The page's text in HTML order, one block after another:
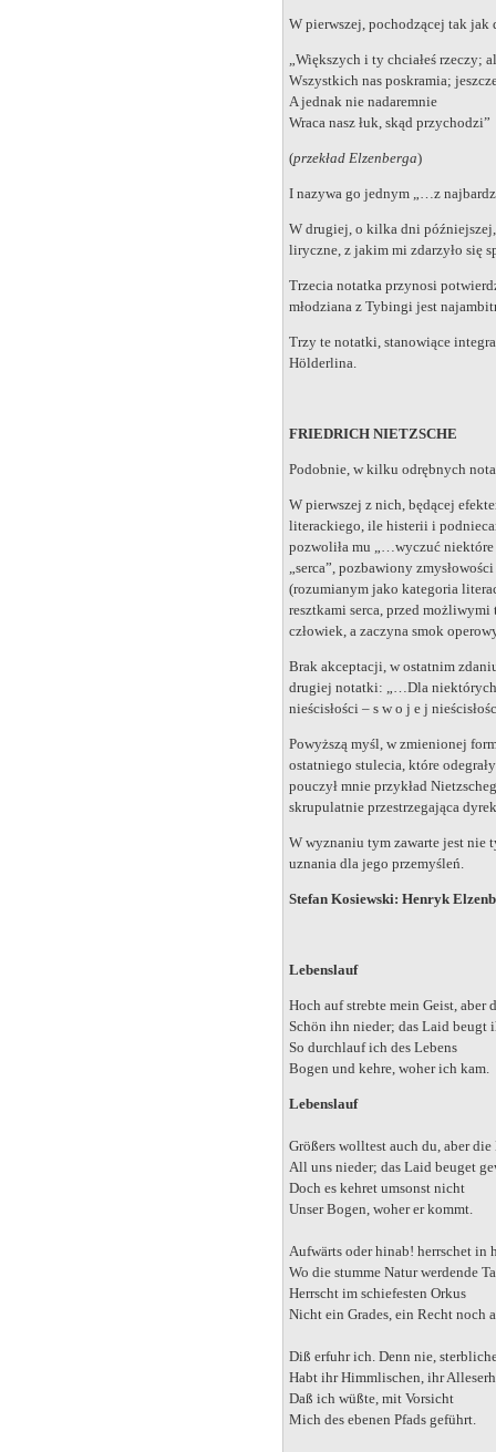
W pierwszej, pochodzącej tak jak
„Większych i ty chciałeś rzeczy;
Wszystkich nas poskramia;
A jednak nie nadaremnie
Wraca nasz łuk, skąd przychodzi”
(przekład Elzenberga)
I nazywa go jednym „…z
W drugiej, o kilka dni
liryczne, z jakim mi zdarzyło się
Trzecia notatka przynosi
młodziana z Tybingi jest
Trzy te notatki, stanowiące
Hölderlina.
FRIEDRICH NIETZSCHE
Podobnie, w kilku odrębnych
W pierwszej z nich, będącej
literackiego, ile histerii i
pozwoliła mu „…wyczuć niektóre
„serca”, pozbawiony
(rozumianym jako kategoria
resztkami serca, przed
człowiek, a zaczyna smok
Brak akceptacji, w ostatnim
drugiej notatki: „…Dla niektórych
nieścisłości – s w o j e j
Powyższą myśl, w zmienionej
ostatniego stulecia, które
pouczył mnie przykład
skrupulatnie przestrzegająca
W wyznaniu tym zawarte jest nie
uznania dla jego przemyśleń.
Stefan Kosiewski: Henryk
Lebenslauf
Hoch auf strebte mein Geist, aber
Schön ihn nieder; das Laid beugt
So durchlauf ich des Lebens
Bogen und kehre, woher ich kam.
Lebenslauf
Größers wolltest auch du, aber
All uns nieder; das Laid beuget
Doch es kehret umsonst nicht
Unser Bogen, woher er kommt.
Aufwärts oder hinab! herrschet in
Wo die stumme Natur werdende
Herrscht im schiefesten Orkus
Nicht ein Grades, ein Recht noch
Diß erfuhr ich. Denn nie,
Habt ihr Himmlischen, ihr
Daß ich wüßte, mit Vorsicht
Mich des ebenen Pfads geführt.